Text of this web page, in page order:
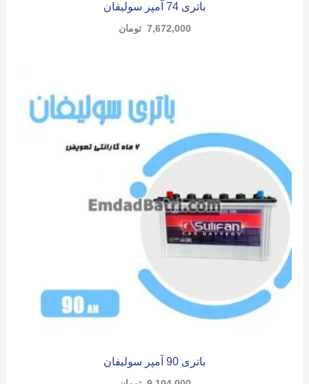
باتری 74 آمپر سولیفان
7,672,000 تومان
باتری 90 آمپر سولیفان